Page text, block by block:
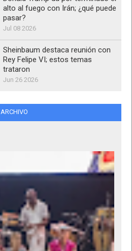
alto al fuego con Irán; ¿qué puede
pasar?
Jul 08 2026
Sheinbaum destaca reunión con
Rey Felipe VI; estos temas
trataron
Jun 26 2026
ARCHIVO